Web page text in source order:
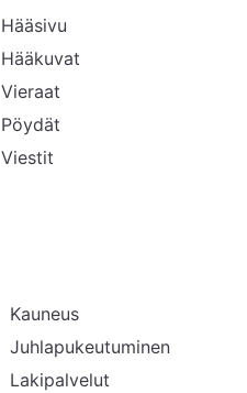
Hääsivu
Hääkuvat
Vieraat
Pöydät
Viestit
Kauneus
Juhlapukeutuminen
Lakipalvelut